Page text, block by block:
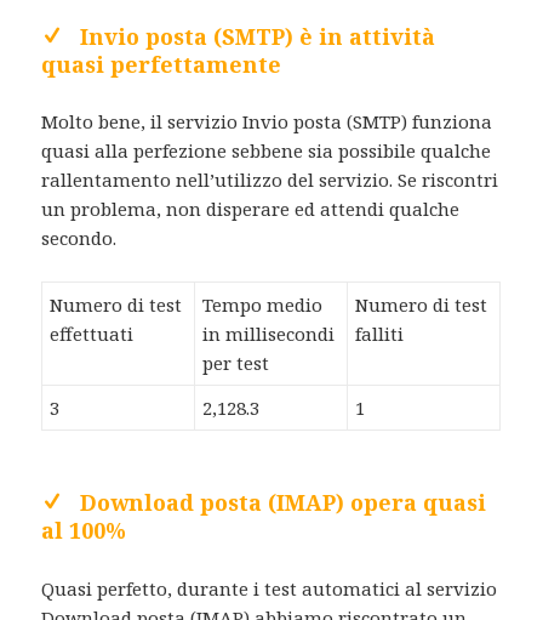
Invio posta (SMTP) è in attività
quasi perfettamente
Molto bene, il servizio Invio posta (SMTP) funziona
quasi alla perfezione sebbene sia possibile qualche
rallentamento nell’utilizzo del servizio. Se riscontri
un problema, non disperare ed attendi qualche
secondo.
Numero di test
effettuati
Tempo medio
in millisecondi
per test
Numero di test
falliti
3 2,128.3 1
Download posta (IMAP) opera quasi
al 100%
Quasi perfetto, durante i test automatici al servizio